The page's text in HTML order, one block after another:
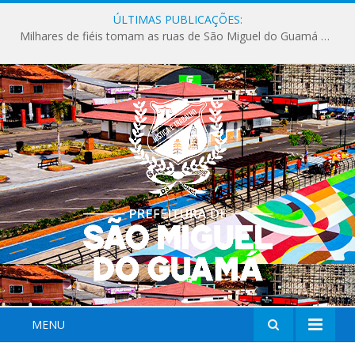
ÚLTIMAS PUBLICAÇÕES:
Milhares de fiéis tomam as ruas de São Miguel do Guamá em uma grande celebração de fé na Marcha para Jesus 2026.
MENU